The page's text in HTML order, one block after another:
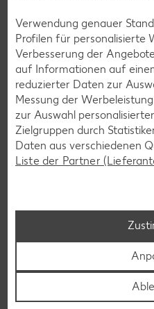
Vielfalt und Geschmack
mit unseren glutenfreien
die nicht nur verträglich,
Verwendung genauer
Profilen für personalisierte
Verbesserung der
auf Informationen auf
reduzierter Daten zur
Messung der
zur Auswahl
Zielgruppen durch
Daten aus verschiedenen
Liste der Partner